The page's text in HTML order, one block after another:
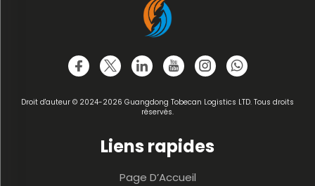
Droit d'auteur © 2024-2026 Guangdong Tobecan Logistics LTD. Tous droits
réservés.
Liens rapides
Page D’Accueil